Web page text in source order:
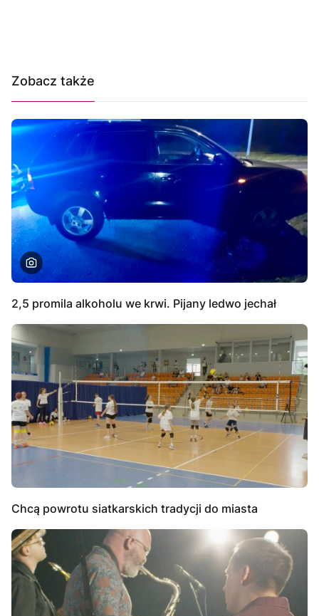
Zobacz także
2,5 promila alkoholu we krwi. Pijany ledwo jechał
Chcą powrotu siatkarskich tradycji do miasta